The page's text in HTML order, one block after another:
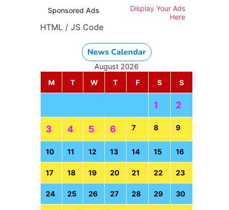
HTML / JS Code
Sponsored Ads
Display Your Ads
Here
HTML / JS Code
News Calendar
August 2026
M
T W T F S S
1 2
3 4 5 6 7 8 9
10 11 12 13 14 15 16
17 18 19 20 21 22 23
24 25 26 27 28 29 30